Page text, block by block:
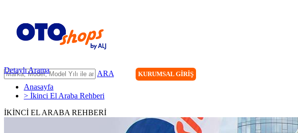
ARA KURUMSAL GİRİŞ
Detaylı Arama
Anasayfa
> İkinci El Araba Rehberi
İKİNCİ EL ARABA REHBERİ